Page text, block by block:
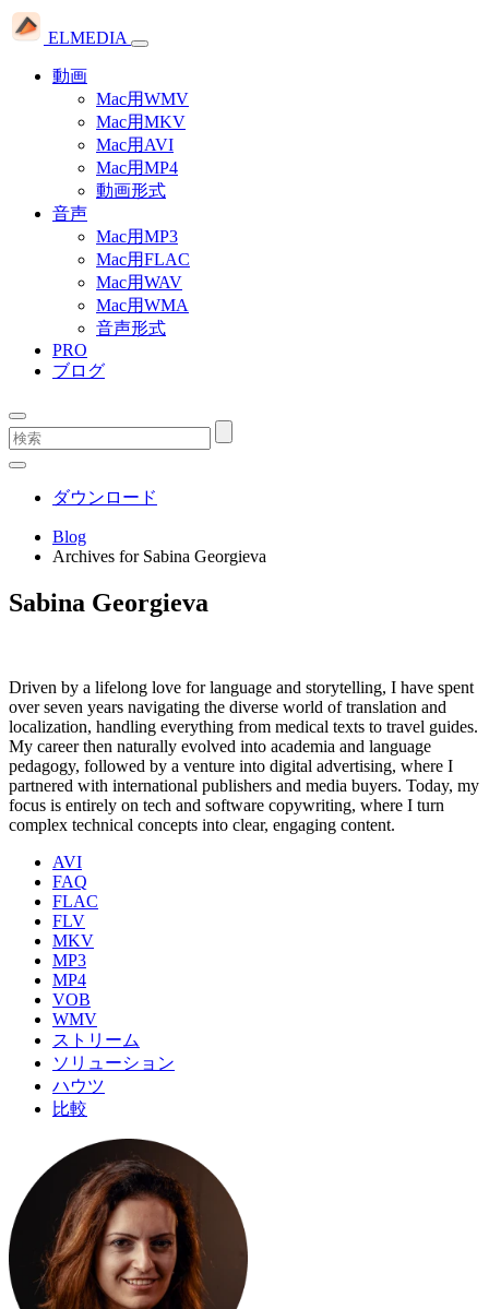
ELMEDIA
動画
Mac用WMV
Mac用MKV
Mac用AVI
Mac用MP4
動画形式
音声
Mac用MP3
Mac用FLAC
Mac用WAV
Mac用WMA
音声形式
PRO
ブログ
ダウンロード
Blog
Archives for Sabina Georgieva
Sabina Georgieva
Driven by a lifelong love for language and storytelling, I have spent
over seven years navigating the diverse world of translation and
localization, handling everything from medical texts to travel guides.
My career then naturally evolved into academia and language
pedagogy, followed by a venture into digital advertising, where I
partnered with international publishers and media buyers. Today, my
focus is entirely on tech and software copywriting, where I turn
complex technical concepts into clear, engaging content.
AVI
FAQ
FLAC
FLV
MKV
MP3
MP4
VOB
WMV
ストリーム
ソリューション
ハウツ
比較